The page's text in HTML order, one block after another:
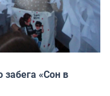
«Сон в